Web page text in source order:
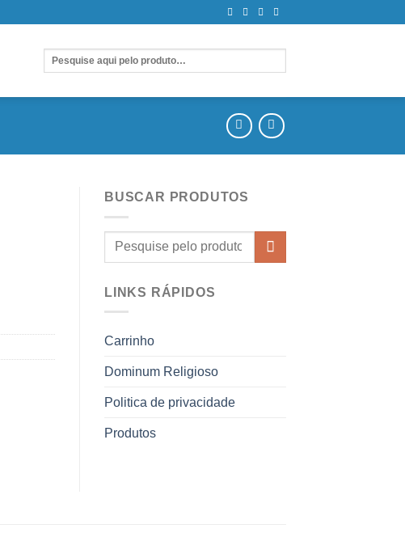
BUSCAR PRODUTOS
LINKS RÁPIDOS
Carrinho
Dominum Religioso
Politica de privacidade
Produtos